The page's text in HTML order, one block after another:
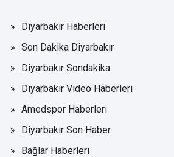
Diyarbakır Haberleri
Son Dakika Diyarbakır
Diyarbakır Sondakika
Diyarbakır Video Haberleri
Amedspor Haberleri
Diyarbakır Son Haber
Bağlar Haberleri